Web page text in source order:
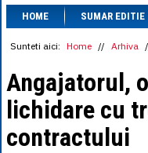
HOME SUMAR EDITIE
Sunteti aici: Home // Arhiva
Angajatorul,
lichidare cu
contractului